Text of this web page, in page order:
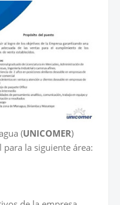
(UNICOMER)
la siguiente área: